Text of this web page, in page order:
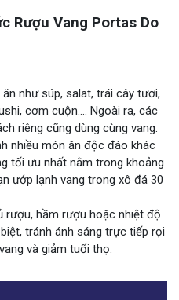
Rượu Vang Portas Do
như súp, salat, trái cây tươi,
cơm cuộn…. Ngoài ra, các
riêng cũng dùng cùng vang.
nhiều món ăn độc đáo khác
tối ưu nhất nằm trong khoảng
ướp lạnh vang trong xô đá 30
rượu, hầm rượu hoặc nhiệt độ
tránh ánh sáng trực tiếp rọi
và giảm tuổi thọ.